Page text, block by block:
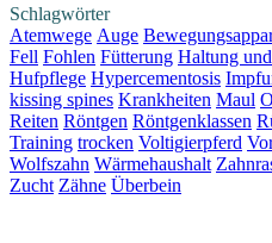
Schlagwörter
Atemwege Auge
Fell Fohlen Fütterung Haltung
Hufpflege Hypercementosis
kissing spines Krankheiten Maul
Reiten Röntgen Röntgenklassen
Training trocken Voltigierpferd
Wolfszahn Wärmehaushalt
Zucht Zähne Überbein